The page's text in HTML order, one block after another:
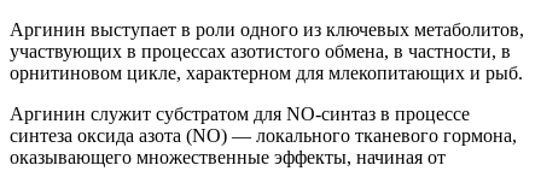
Аргинин выступает в роли одного из ключевых метаболитов,
участвующих в процессах азотистого обмена, в частности, в
орнитиновом цикле, характерном для млекопитающих и рыб.
Аргинин служит субстратом для NO-синтаз в процессе
синтеза оксида азота (NO) — локального тканевого гормона,
оказывающего множественные эффекты, начиная от